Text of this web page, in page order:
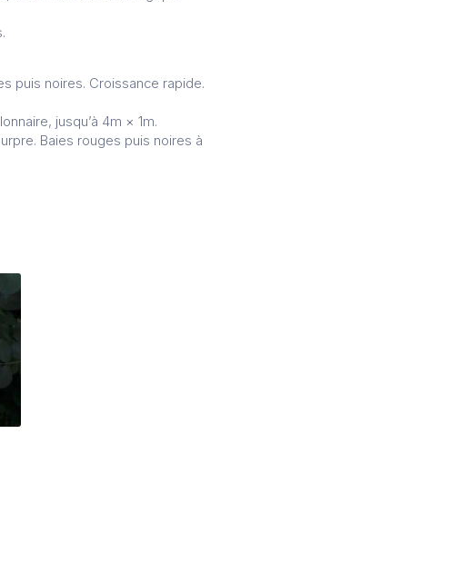
puis noires. Croissance rapide.
jusqu’à 4m × 1m.
Baies rouges puis noires à